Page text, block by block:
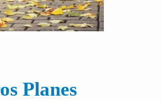
Planes